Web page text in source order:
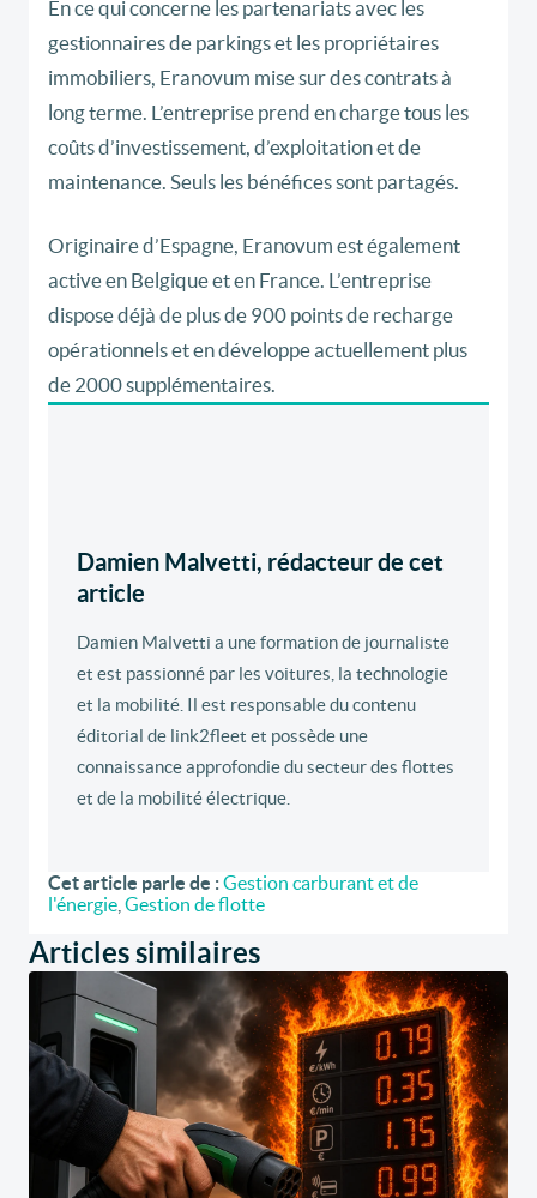
En ce qui concerne les partenariats avec les
gestionnaires de parkings et les propriétaires
immobiliers, Eranovum mise sur des contrats à
long terme. L’entreprise prend en charge tous les
coûts d’investissement, d’exploitation et de
maintenance. Seuls les bénéfices sont partagés.
Originaire d’Espagne, Eranovum est également
active en Belgique et en France. L’entreprise
dispose déjà de plus de 900 points de recharge
opérationnels et en développe actuellement plus
de 2000 supplémentaires.
Damien Malvetti, rédacteur de cet
article
Damien Malvetti a une formation de journaliste
et est passionné par les voitures, la technologie
et la mobilité. Il est responsable du contenu
éditorial de link2fleet et possède une
connaissance approfondie du secteur des flottes
et de la mobilité électrique.
Cet article parle de :Gestion carburant et de
l'énergie Gestion de flotte
Articles similaires